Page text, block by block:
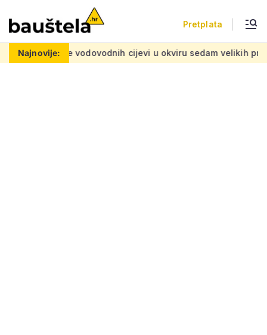
Pretplata
Najnovije:
vodovodnih cijevi u okviru sedam velikih projekata: Iznos 50